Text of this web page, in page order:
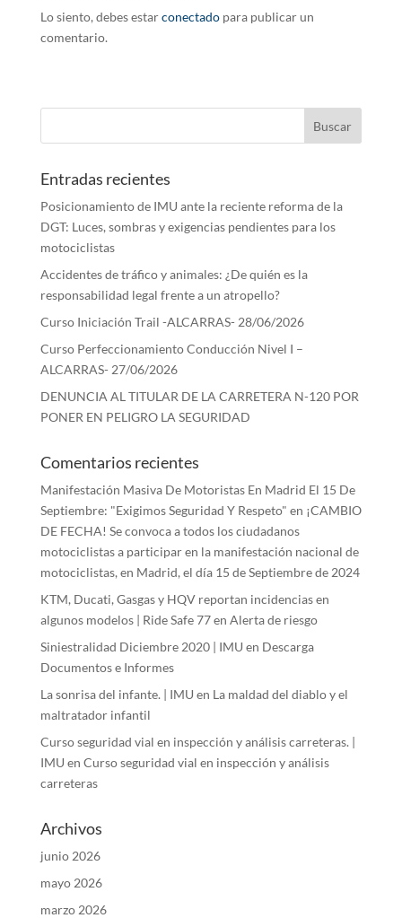
Lo siento, debes estarconectadopara publicar un
comentario.
Entradas recientes
Posicionamiento de IMU ante la reciente reforma de la
DGT: Luces, sombras y exigencias pendientes para los
motociclistas
Accidentes de tráfico y animales: ¿De quién es la
responsabilidad legal frente a un atropello?
Curso Iniciación Trail -ALCARRAS- 28/06/2026
Curso Perfeccionamiento Conducción Nivel I –
ALCARRAS- 27/06/2026
DENUNCIA AL TITULAR DE LA CARRETERA N-120 POR
PONER EN PELIGRO LA SEGURIDAD
Comentarios recientes
Manifestación Masiva De Motoristas En Madrid El 15 De
Septiembre: "Exigimos Seguridad Y Respeto" en ¡CAMBIO
DE FECHA! Se convoca a todos los ciudadanos
motociclistas a participar en la manifestación nacional de
motociclistas, en Madrid, el día 15 de Septiembre de 2024
KTM, Ducati, Gasgas y HQV reportan incidencias en
algunos modelos | Ride Safe 77en Alerta de riesgo
Siniestralidad Diciembre 2020 | IMU en Descarga
Documentos e Informes
La sonrisa del infante. | IMU en La maldad del diablo y el
maltratador infantil
Curso seguridad vial en inspección y análisis carreteras. |
IMU en Curso seguridad vial en inspección y análisis
carreteras
Archivos
junio 2026
mayo 2026
marzo 2026